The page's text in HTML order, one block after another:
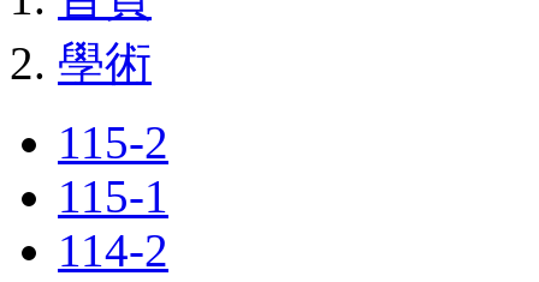
學術
115-2
115-1
114-2